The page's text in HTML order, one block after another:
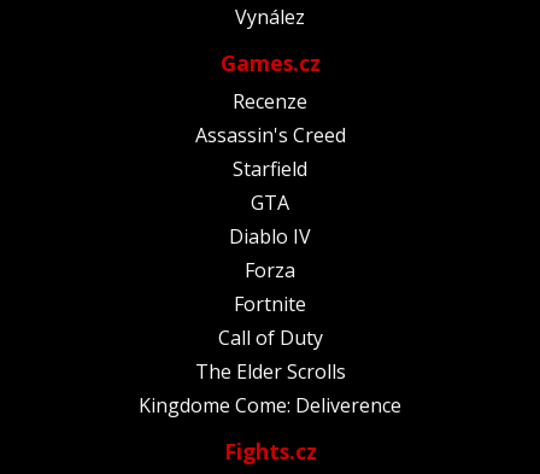
Vynález
Games.cz
Recenze
Assassin's Creed
Starfield
GTA
Diablo IV
Forza
Fortnite
Call of Duty
The Elder Scrolls
Kingdome Come: Deliverence
Fights.cz